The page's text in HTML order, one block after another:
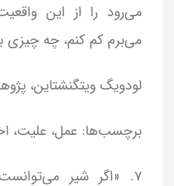
می‌رود را از این
می‌برم کم کنم، چه چیزی
لودویگ ویتگنشتاین،
برچسب‌ها: عمل، علیت،
7. «اگر شیر